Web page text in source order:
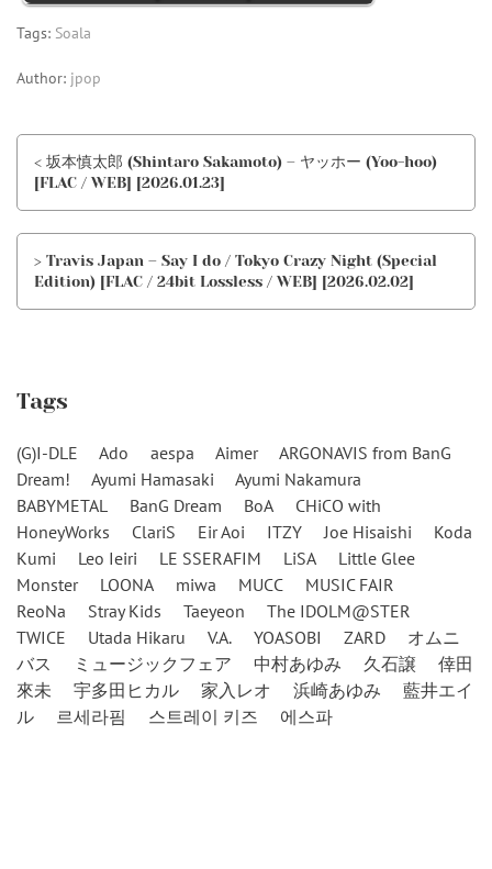
Tags: Soala
Author: jpop
< 坂本慎太郎 (Shintaro Sakamoto) – ヤッホー (Yoo-hoo)
[FLAC / WEB] [2026.01.23]
> Travis Japan – Say I do / Tokyo Crazy Night (Special
Edition) [FLAC / 24bit Lossless / WEB] [2026.02.02]
Tags
(G)I-DLE Ado aespa Aimer
ARGONAVIS from BanG
Dream!
Ayumi Hamasaki
Ayumi Nakamura
BABYMETAL
BanG Dream BoA
CHiCO with
HoneyWorks
ClariS Eir Aoi ITZY Joe Hisaishi
Koda
Kumi
Leo Ieiri LE SSERAFIM LiSA
Little Glee
Monster
LOONA miwa MUCC
MUSIC FAIR
ReoNa
Stray Kids Taeyeon
The IDOLM@STER
TWICE
Utada Hikaru V.A. YOASOBI ZARD
オムニ
バス
ミュージックフェア 中村あゆみ 久石譲
倖田
來未
宇多田ヒカル 家入レオ 浜崎あゆみ
藍井エイ
ル
르세라핌 스트레이 키즈 에스파